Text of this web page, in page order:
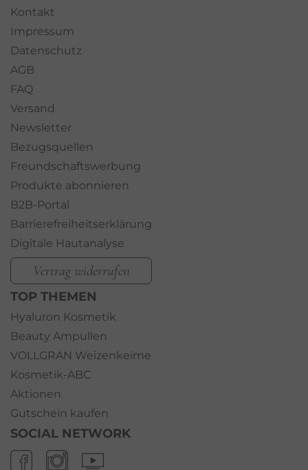
Kontakt
Impressum
Datenschutz
AGB
FAQ
Versand
Newsletter
Bezugsquellen
Freundschaftswerbung
Produkte abonnieren
B2B-Portal
Barrierefreiheitserklärung
Digitale Hautanalyse
Vertrag widerrufen
TOP THEMEN
Hyaluron Kosmetik
Beauty Ampullen
VOLLGRAN Weizenkeime
Kosmetik-ABC
Aktionen
Gutschein kaufen
SOCIAL NETWORK